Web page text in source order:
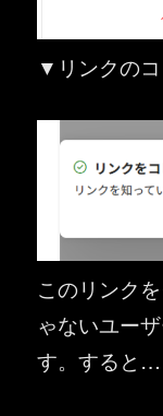
▼リンクの
このリンク
ゃないユー
す。すると…